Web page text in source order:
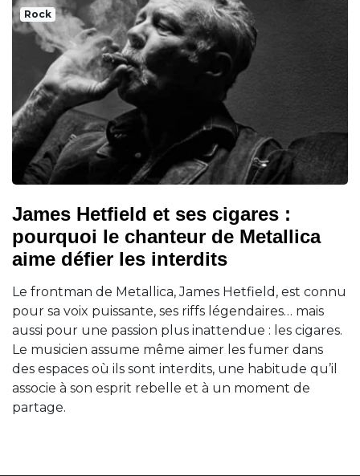
Rock
James Hetfield et ses cigares :
pourquoi le chanteur de Metallica
aime défier les interdits
Le frontman de Metallica, James Hetfield, est connu
pour sa voix puissante, ses riffs légendaires… mais
aussi pour une passion plus inattendue : les cigares.
Le musicien assume même aimer les fumer dans
des espaces où ils sont interdits, une habitude qu’il
associe à son esprit rebelle et à un moment de
partage.